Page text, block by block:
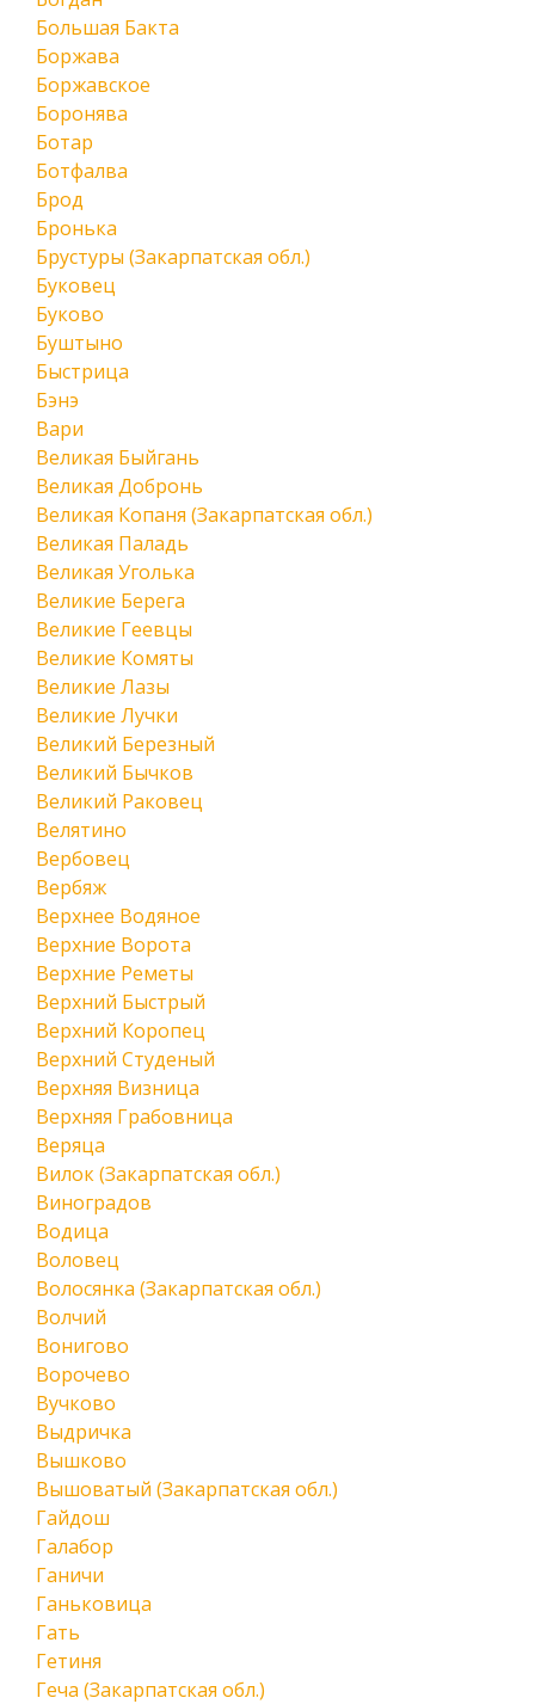
Большая Бакта
Боржава
Боржавское
Боронява
Ботар
Ботфалва
Брод
Бронька
Брустуры (Закарпатская обл.)
Буковец
Буково
Буштыно
Быстрица
Бэнэ
Вари
Великая Быйгань
Великая Добронь
Великая Копаня (Закарпатская обл.)
Великая Паладь
Великая Уголька
Великие Берега
Великие Геевцы
Великие Комяты
Великие Лазы
Великие Лучки
Великий Березный
Великий Бычков
Великий Раковец
Велятино
Вербовец
Вербяж
Верхнее Водяное
Верхние Ворота
Верхние Реметы
Верхний Быстрый
Верхний Коропец
Верхний Студеный
Верхняя Визница
Верхняя Грабовница
Веряца
Вилок (Закарпатская обл.)
Виноградов
Водица
Воловец
Волосянка (Закарпатская обл.)
Волчий
Вонигово
Ворочево
Вучково
Выдричка
Вышково
Вышоватый (Закарпатская обл.)
Гайдош
Галабор
Ганичи
Ганьковица
Гать
Гетиня
Геча (Закарпатская обл.)